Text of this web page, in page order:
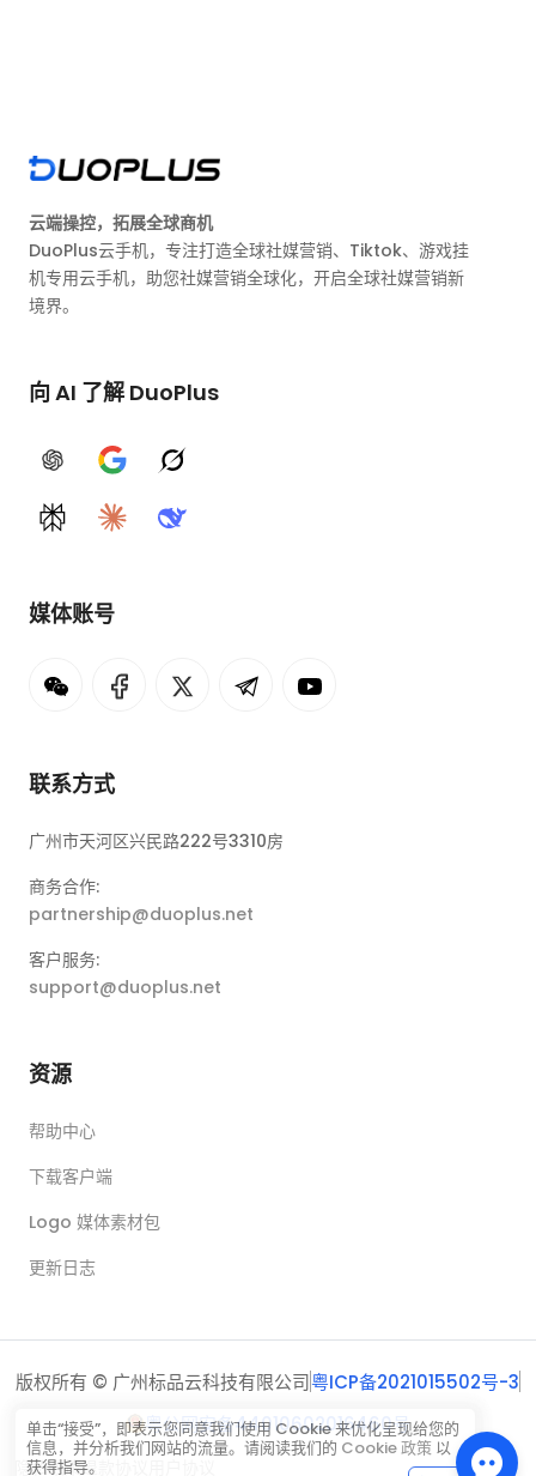
云端操控，拓展全球商机
DuoPlus云手机，专注打造全球社媒营销、Tiktok、游戏挂
机专用云手机，助您社媒营销全球化，开启全球社媒营销新
境界。
向 AI 了解 DuoPlus
ChatGPTGoogle AIGrok
PerplexityClaudeDeepSeek
媒体账号
联系方式
广州市天河区兴民路222号3310房
商务合作:
partnership@duoplus.net
客户服务:
support@duoplus.net
资源
帮助中心
下载客户端
Logo 媒体素材包
更新日志
版权所有 © 广州标品云科技有限公司粤ICP备2021015502号-3
粤公网安备44010602016460号
隐私政策退款协议
单击“接受”，即表示您同意我们使用 Cookie 来优化呈现给您的
信息，并分析我们网站的流量。请阅读我们的 Cookie 政策 以
获得指导。